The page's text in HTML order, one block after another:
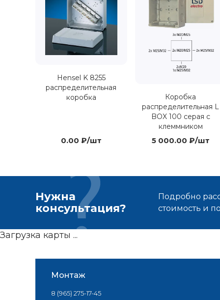
Hensel K 8255
распределительная
коробка
0.00 ₽/шт
Коробка
распределительная L
BOX 100 серая с
клеммником
5 000.00 ₽/шт
Нужна
консультация?
Подробно
стоимость и
Монтаж
8 (965) 275-17-45
Загрузка карты ...